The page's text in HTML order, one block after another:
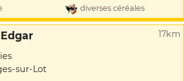
diverses céréales
17km
sur-Lot